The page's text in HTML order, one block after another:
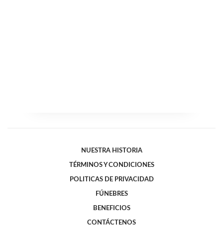
NUESTRA HISTORIA
TÉRMINOS Y CONDICIONES
POLITICAS DE PRIVACIDAD
FÚNEBRES
BENEFICIOS
CONTÁCTENOS